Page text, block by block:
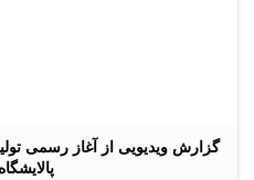
گزارش ویدیویی از آغاز رسمی